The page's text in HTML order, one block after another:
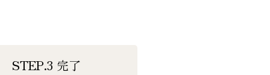
STEP.3 完了